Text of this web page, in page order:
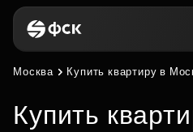
Москва Купить квартиру в
Купить